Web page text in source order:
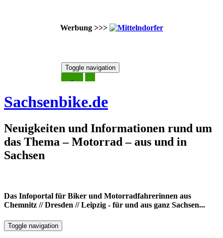
Werbung >>>
Toggle navigation
Sachsenbike.de
Neuigkeiten und Informationen rund um
das Thema – Motorrad – aus und in
Sachsen
Das Infoportal für Biker und Motorradfahrerinnen aus
Chemnitz // Dresden // Leipzig - für und aus ganz Sachsen...
Toggle navigation